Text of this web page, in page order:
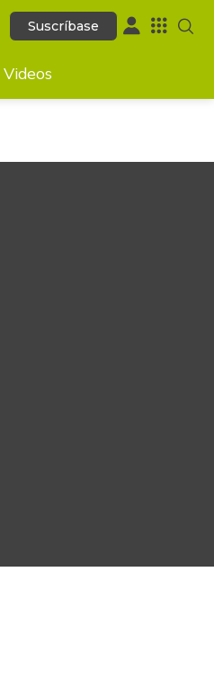
Suscríbase
Suscríbase
Videos